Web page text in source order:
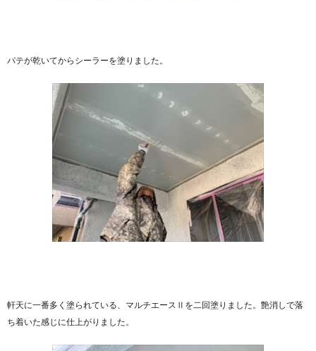
パテが乾いてからシーラーを塗りました。
軒天に一番多く塗られている、マルチエースⅡを二回塗りました。艶消しで落
ち着いた感じに仕上がりました。